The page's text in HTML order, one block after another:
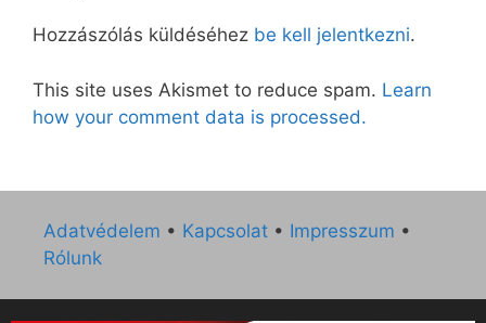
Hozzászólás küldéséhez be kell jelentkezni.
This site uses Akismet to reduce spam. Learn
how your comment data is processed.
Adatvédelem • Kapcsolat • Impresszum •
Rólunk